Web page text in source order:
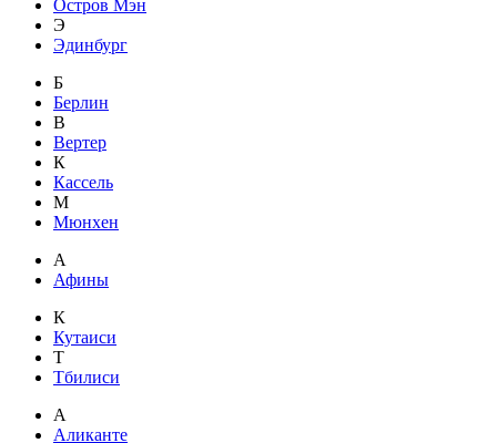
Остров Мэн
Э
Эдинбург
Б
Берлин
В
Вертер
К
Кассель
М
Мюнхен
А
Афины
К
Кутаиси
Т
Тбилиси
А
Аликанте